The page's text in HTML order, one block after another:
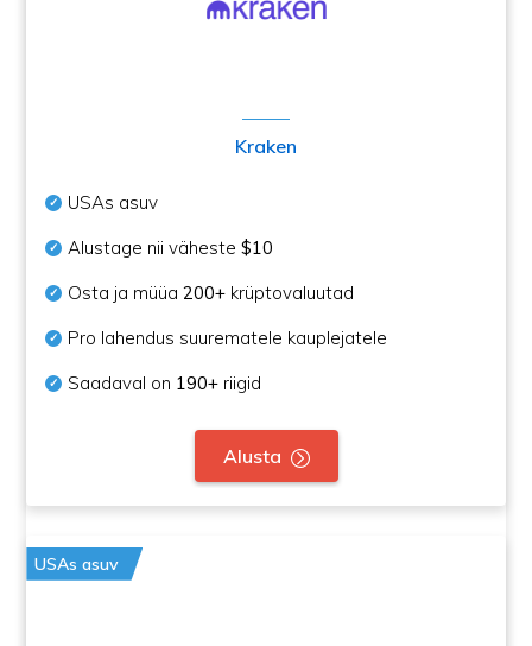
Kraken
USAs asuv
Alustage nii väheste$10
Osta ja müüa200+ krüptovaluutad
Pro lahendus suurematele kauplejatele
Saadaval on 190+ riigid
Alusta
USAs asuv